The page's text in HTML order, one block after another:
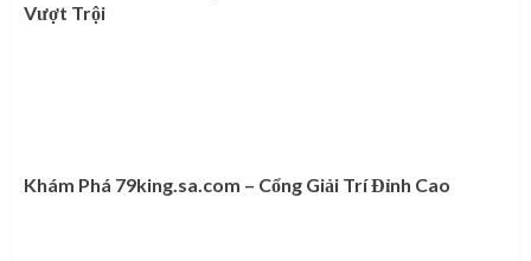
Vượt Trội
Khám Phá 79king.sa.com – Cổng Giải Trí Đỉnh Cao